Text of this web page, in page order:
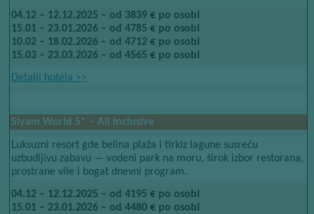
04.12 – 12.12.2025 – od 3839 € po osobi
15.01 – 23.01.2026 – od 4785 € po osobi
10.02 – 18.02.2026 – od 4712 € po osobi
15.03 – 23.03.2026 – od 4565 € po osobi
Detalji hotela​​ >>
Siyam World ​​ 5* ​​ – All Inclusive
Luksuzni resort gde belina plaža i tirkiz lagune susreću
uzbudljivu zabavu — vodeni park na moru, širok izbor restorana,
prostrane vile i bogat dnevni program.
04.12 – 12.12.2025 – od 4195 € po osobi
15.01 – 23.01.2026 – od 4480 € po osobi